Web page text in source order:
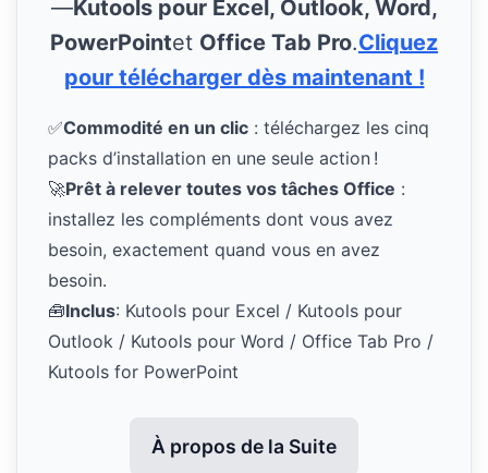
—Kutools pour Excel, Outlook, Word,
PowerPointet Office Tab Pro.Cliquez
pour télécharger dès maintenant !
✅Commodité en un clic : téléchargez les cinq
packs d’installation en une seule action !
🚀Prêt à relever toutes vos tâches Office :
installez les compléments dont vous avez
besoin, exactement quand vous en avez
besoin.
🧰Inclus: Kutools pour Excel / Kutools pour
Outlook / Kutools pour Word / Office Tab Pro /
Kutools for PowerPoint
À propos de la Suite